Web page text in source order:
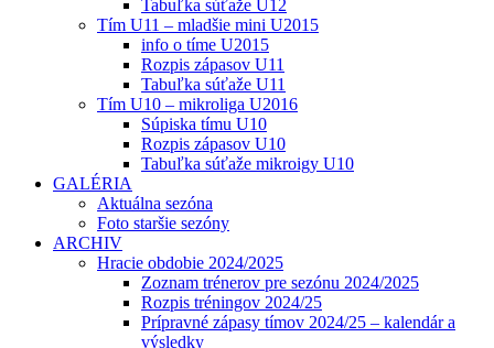
Tabuľka súťaže U12
Tím U11 – mladšie mini U2015
info o tíme U2015
Rozpis zápasov U11
Tabuľka súťaže U11
Tím U10 – mikroliga U2016
Súpiska tímu U10
Rozpis zápasov U10
Tabuľka súťaže mikroigy U10
GALÉRIA
Aktuálna sezóna
Foto staršie sezóny
ARCHIV
Hracie obdobie 2024/2025
Zoznam trénerov pre sezónu 2024/2025
Rozpis tréningov 2024/25
Prípravné zápasy tímov 2024/25 – kalendár a
výsledky